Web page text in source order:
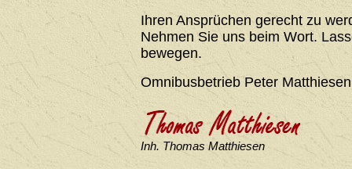
Ihren Ansprüchen gerecht zu
Nehmen Sie uns beim Wort.
bewegen.
Omnibusbetrieb Peter Matthiesen
Inh. Thomas Matthiesen